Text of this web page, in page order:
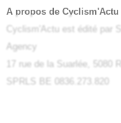
A propos de Cyclism'Actu
Cyclism'Actu est édité par
Agency
17 rue de la Suarlée, 5080
SPRLS BE 0836.273.820